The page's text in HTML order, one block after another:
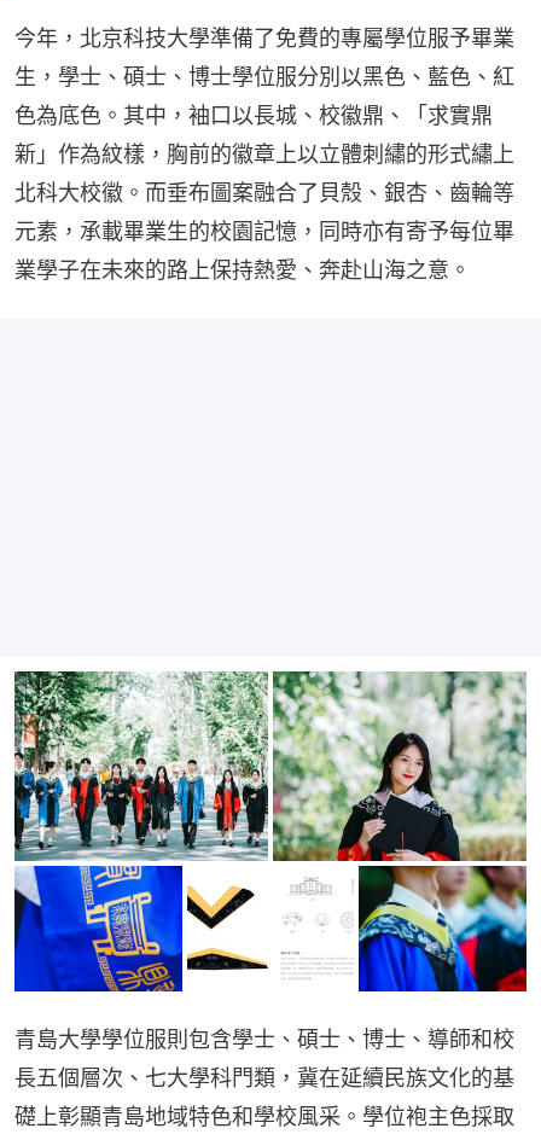
今年，北京科技大學準備了免費的專屬學位服予畢業
生，學士、碩士、博士學位服分別以黑色、藍色、紅
色為底色。其中，袖口以長城、校徽鼎、「求實鼎
新」作為紋樣，胸前的徽章上以立體刺繡的形式繡上
北科大校徽。而垂布圖案融合了貝殼、銀杏、齒輪等
元素，承載畢業生的校園記憶，同時亦有寄予每位畢
業學子在未來的路上保持熱愛、奔赴山海之意。
青島大學學位服則包含學士、碩士、博士、導師和校
長五個層次、七大學科門類，冀在延續民族文化的基
礎上彰顯青島地域特色和學校風采。學位袍主色採取